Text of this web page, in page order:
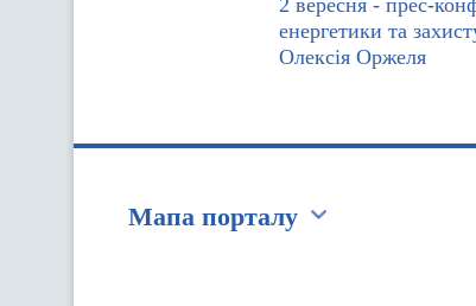
2 вересня - прес-
енергетики та
Олексія Оржеля
Мапа порталу